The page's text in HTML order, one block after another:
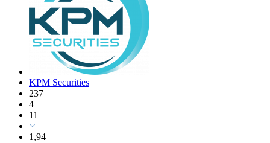
KPM Securities
237
4
11
1,94